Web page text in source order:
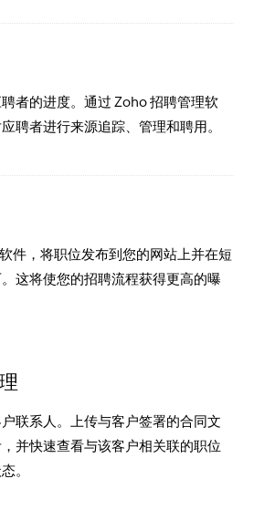
者的进度。通过 Zoho 招聘管理软
聘者进行来源追踪、管理和聘用。
件，将职位发布到您的网站上并在短
这将使您的招聘流程获得更高的曝
联系人。上传与客户签署的合同文
并快速查看与该客户相关联的职位
。